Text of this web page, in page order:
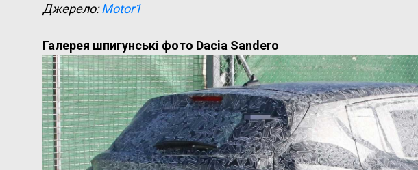
Джерело:Motor1
Галерея шпигунські фото Dacia Sandero